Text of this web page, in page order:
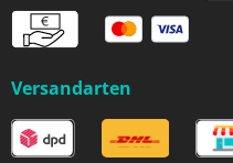
Versandarten